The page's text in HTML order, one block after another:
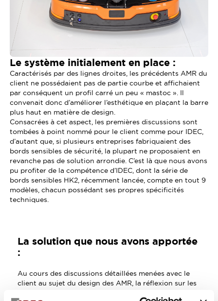
Le système initialement en place :
Caractérisés par des lignes droites, les précédents AMR du
client ne possédaient pas de partie courbe et affichaient
par conséquent un profil carré un peu « mastoc ». Il
convenait donc d’améliorer l’esthétique en plaçant la barre
plus haut en matière de design.
Consacrées à cet aspect, les premières discussions sont
tombées à point nommé pour le client comme pour IDEC,
d’autant que, si plusieurs entreprises fabriquaient des
bords sensibles de sécurité, la plupart ne proposaient en
revanche pas de solution arrondie. C’est là que nous avons
pu profiter de la compétence d’IDEC, dont la série de
bords sensibles HK2, récemment lancée, compte en tout 9
modèles, chacun possédant ses propres spécificités
techniques.
La solution que nous avons apportée
:
Au cours des discussions détaillées menées avec le
client au sujet du design des AMR, la réflexion sur les